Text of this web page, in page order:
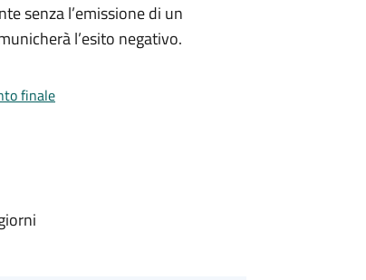
senza l’emissione di un
l’esito negativo.
finale